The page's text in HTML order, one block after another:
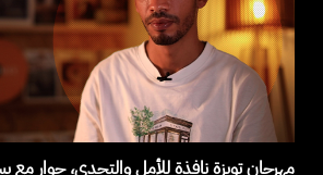
مهرجان تويزة نافذة للأمل والتحدي، حوار مع